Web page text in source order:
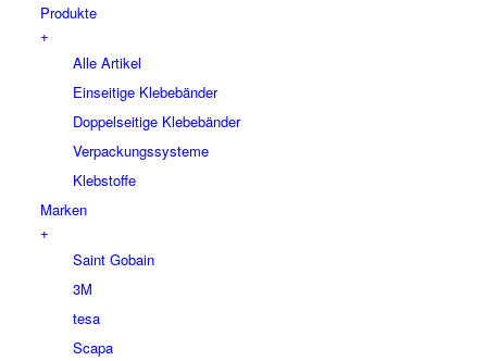
Produkte
+
Alle Artikel
Einseitige Klebebänder
Doppelseitige Klebebänder
Verpackungssysteme
Klebstoffe
Marken
+
Saint Gobain
3M
tesa
Scapa